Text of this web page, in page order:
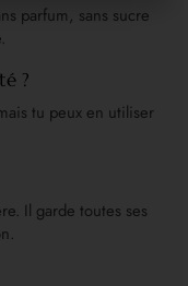
parfum, sans sucre
?
tu peux en utiliser
Il garde toutes ses